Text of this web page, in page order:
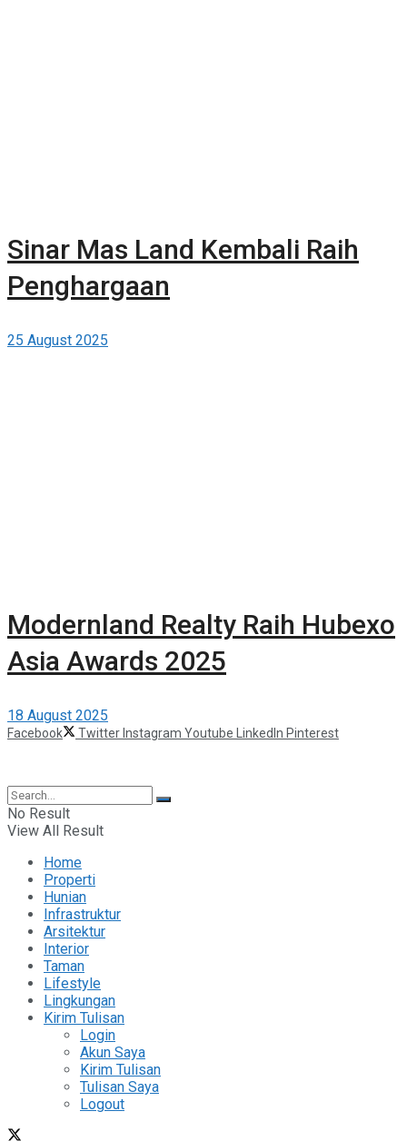
Sinar Mas Land Kembali Raih
Penghargaan
25 August 2025
Modernland Realty Raih Hubexo
Asia Awards 2025
18 August 2025
Facebook Twitter Instagram Youtube LinkedIn Pinterest
No Result
View All Result
Home
Properti
Hunian
Infrastruktur
Arsitektur
Interior
Taman
Lifestyle
Lingkungan
Kirim Tulisan
Login
Akun Saya
Kirim Tulisan
Tulisan Saya
Logout